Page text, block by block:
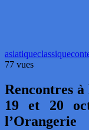
asiatiqueclassique
77 vues
Rencontres
19 et 20
l’Orangerie